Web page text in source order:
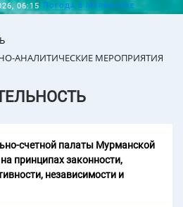
06:15 Погода в Мурманске
АНАЛИТИЧЕСКИЕ МЕРОПРИЯТИЯ
счетной палаты Мурманской
принципах законности,
независимости и